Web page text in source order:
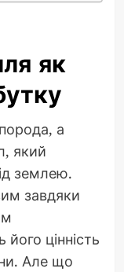
як
а
який
землею.
завдяки
цінність
Але що